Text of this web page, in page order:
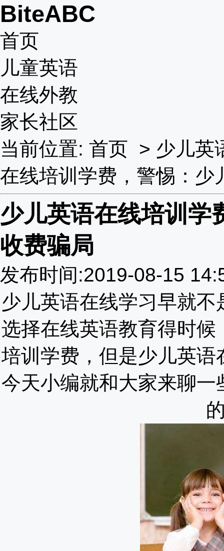
BiteABC
首页
儿童英语
在线外教
家长社区
当前位置: 首页 > 少儿英
在线培训学费，警惕：少
少儿英语在线培训学
收费骗局
发布时间:2019-08-15
少儿英语在线学习早就
选择在线英语教育得时
培训学费，但是少儿英
今天小编就和大家来聊一